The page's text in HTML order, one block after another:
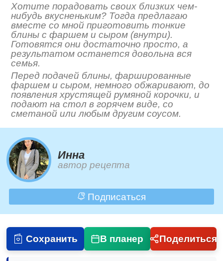
Хотите порадовать своих близких чем-
нибудь вкусненьким? Тогда предлагаю
вместе со мной приготовить тонкие
блины с фаршем и сыром (внутри).
Готовятся они достаточно просто, а
результатом останется довольна вся
семья.
Перед подачей блины, фаршированные
фаршем и сыром, немного обжаривают, до
появления хрустящей румяной корочки, и
подают на стол в горячем виде, со
сметаной или любым другим соусом.
Инна
автор рецепта
Подписаться
Сохранить В планер Поделиться